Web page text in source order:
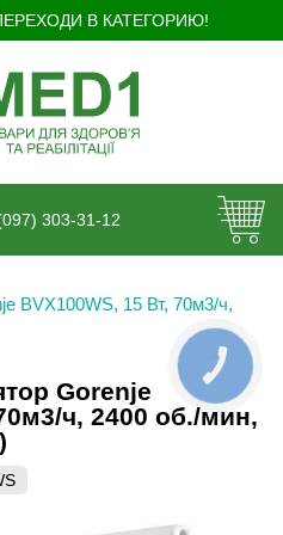
В КАТЕГОРИЮ!
303-31-12
BVX100WS, 15 Вт, 70м3/ч,
Gorenje
ч, 2400 об./мин,
КНОПКА
ЗВ'ЯЗКУ